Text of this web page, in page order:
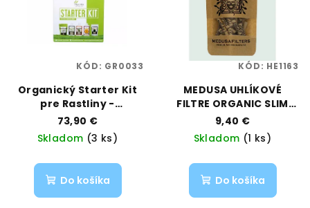
Organický Starter Kit
pre Rastliny -
Kompletná Bio Výživa |
Organics Nutrients
73,90 €
Skladom (3 ks)
Do košíka
KÓD: GR0033
MEDUSA UHLÍKOVÉ
FILTRE ORGANIC SLIM
50KS - 6MM
9,40 €
Skladom (1 ks)
Do košíka
KÓD: HE1163